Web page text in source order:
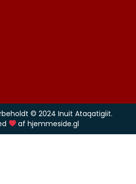
© 2024 Inuit Ataqatigiit.
af hjemmeside.gl